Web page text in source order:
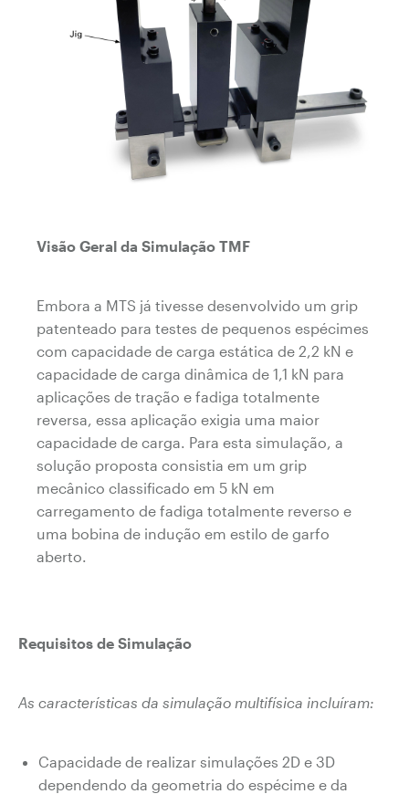
Visão Geral da Simulação TMF
Embora a MTS já tivesse desenvolvido um grip
patenteado para testes de pequenos espécimes
com capacidade de carga estática de 2,2 kN e
capacidade de carga dinâmica de 1,1 kN para
aplicações de tração e fadiga totalmente
reversa, essa aplicação exigia uma maior
capacidade de carga. Para esta simulação, a
solução proposta consistia em um grip
mecânico classificado em 5 kN em
carregamento de fadiga totalmente reverso e
uma bobina de indução em estilo de garfo
aberto.
Requisitos de Simulação
As características da simulação multifísica incluíram:
Capacidade de realizar simulações 2D e 3D
dependendo da geometria do espécime e da